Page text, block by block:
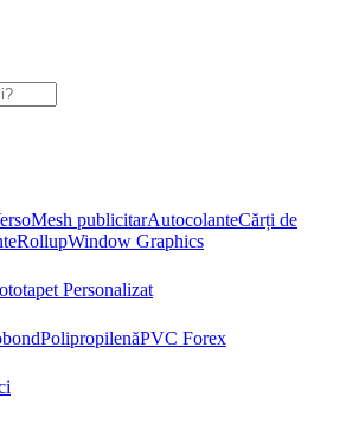
Mesh publicitarAutocolanteCărți de
RollupWindow Graphics
Personalizat
PolipropilenăPVC Forex